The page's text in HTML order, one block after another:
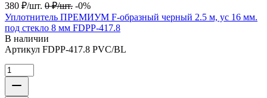
380 ₽/шт. 0 ₽/шт. -0%
Уплотнитель ПРЕМИУМ F-образный черный 2.5 м, ус 16 мм.
под стекло 8 мм FDPP-417.8
В наличии
Артикул FDPP-417.8 PVC/BL